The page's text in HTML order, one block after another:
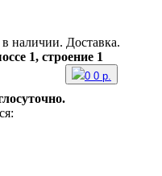
наличии. Доставка.
1, строение 1
0 0 р.